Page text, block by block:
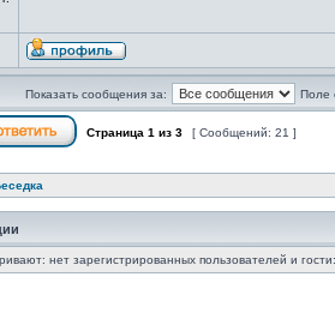
Показать сообщения за: Поле
Страница 1 из 3 [ Сообщений: 21 ]
нет зарегистрированных пользователей и